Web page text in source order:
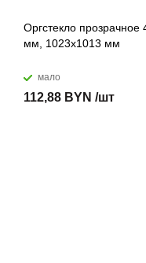
Оргстекло прозрачное
мм, 1023x1013 мм
мало
112,88 BYN /шт